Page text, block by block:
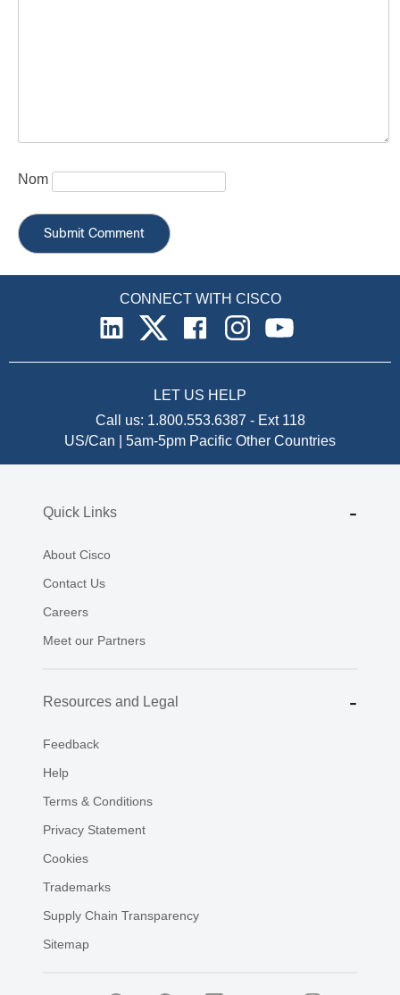
Nom
CONNECT WITH CISCO
LET US HELP
Call us: 1.800.553.6387 - Ext 118
US/Can | 5am-5pm Pacific Other Countries